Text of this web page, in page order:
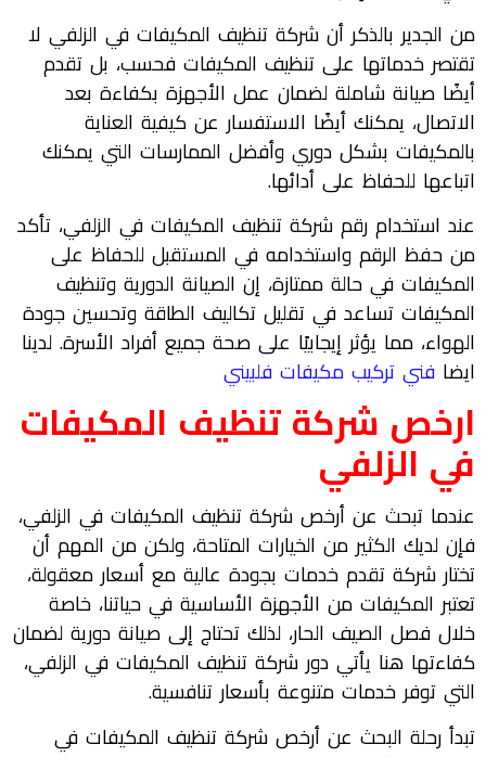
من الجدير بالذكر أن شركة تنظيف المكيفات في الزلفي لا
تقتصر خدماتها على تنظيف المكيفات فحسب، بل تقدم
أيضًا صيانة شاملة لضمان عمل الأجهزة بكفاءة بعد
الاتصال، يمكنك أيضًا الاستفسار عن كيفية العناية
بالمكيفات بشكل دوري وأفضل الممارسات التي يمكنك
اتباعها للحفاظ على أدائها.
عند استخدام رقم شركة تنظيف المكيفات في الزلفي، تأكد
من حفظ الرقم واستخدامه في المستقبل للحفاظ على
المكيفات في حالة ممتازة، إن الصيانة الدورية وتنظيف
المكيفات تساعد في تقليل تكاليف الطاقة وتحسين جودة
الهواء، مما يؤثر إيجابيًا على صحة جميع أفراد الأسرة. لدينا
ايضا فني تركيب مكيفات فلبيني
ارخص شركة تنظيف المكيفات
في الزلفي
عندما تبحث عن أرخص شركة تنظيف المكيفات في الزلفي،
فإن لديك الكثير من الخيارات المتاحة، ولكن من المهم أن
تختار شركة تقدم خدمات بجودة عالية مع أسعار معقولة،
تعتبر المكيفات من الأجهزة الأساسية في حياتنا، خاصة
خلال فصل الصيف الحار، لذلك تحتاج إلى صيانة دورية لضمان
كفاءتها هنا يأتي دور شركة تنظيف المكيفات في الزلفي،
التي توفر خدمات متنوعة بأسعار تنافسية.
تبدأ رحلة البحث عن أرخص شركة تنظيف المكيفات في